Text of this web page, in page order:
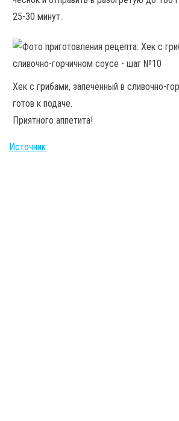
25-30 минут.
Хек с грибами, запечённый в сливочно-
готов к подаче.
Приятного аппетита!
Источник